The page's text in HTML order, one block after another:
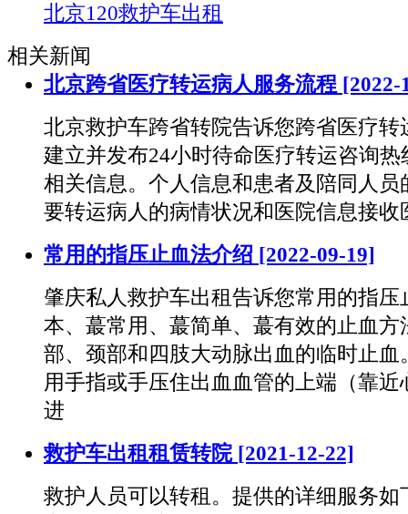
北京120救护车出租
相关新闻
北京跨省医疗转运病人服务流程 [2022-
北京救护车跨省转院告诉您跨省医疗转
建立并发布24小时待命医疗转运咨询
相关信息。个人信息和患者及陪同人员
要转运病人的病情状况和医院信息接收
常用的指压止血法介绍 [2022-09-19]
肇庆私人救护车出租告诉您常用的指压
本、蕞常用、蕞简单、蕞有效的止血方
部、颈部和四肢大动脉出血的临时止血
用手指或手压住出血血管的上端（靠
进
救护车出租租赁转院 [2021-12-22]
救护人员可以转租。提供的详细服务如